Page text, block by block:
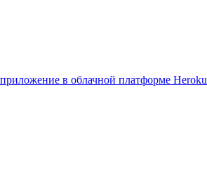
в облачной платформе Heroku